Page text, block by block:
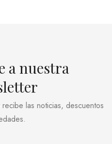
a nuestra
las noticias, descuentos